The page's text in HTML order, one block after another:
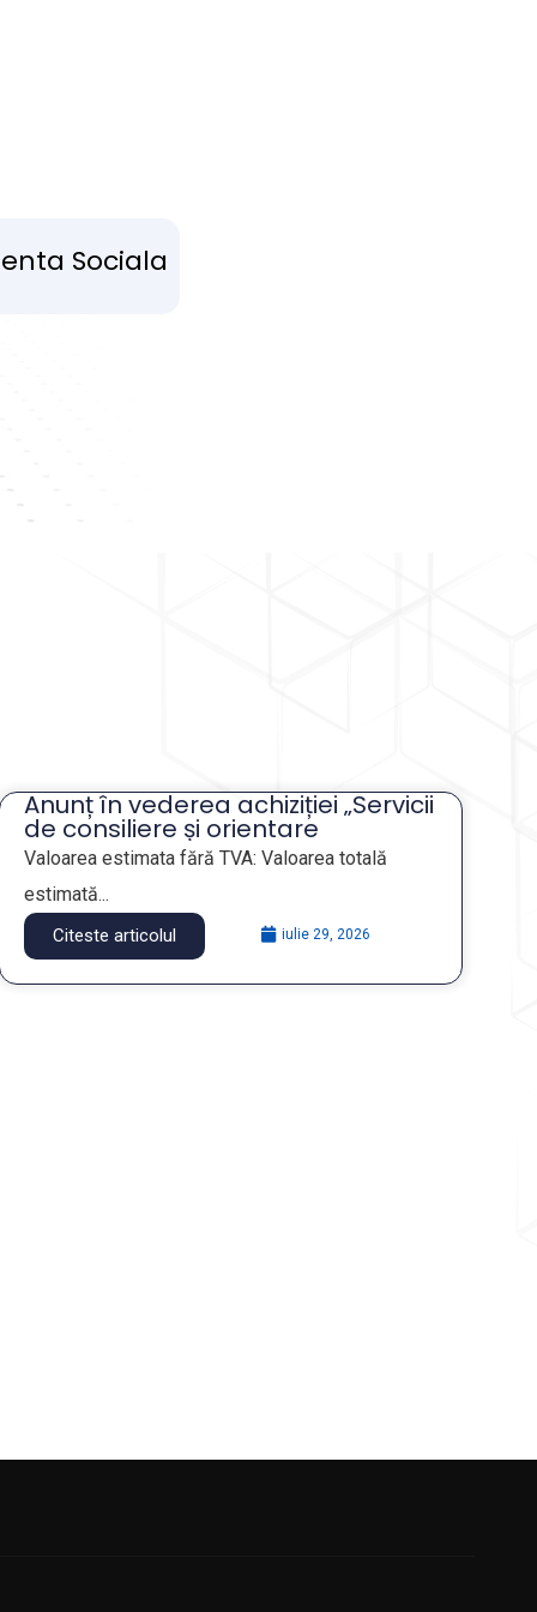
Sociala
Anunț în vederea achiziției „Servicii
de consiliere și orientare
profesională a angajaților din
companiile publice municipale”
Valoarea estimata fără TVA: Valoarea totală
estimată...
Citeste articolul iulie 29, 2026